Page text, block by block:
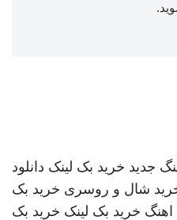
.
جدید خرید بک لینک دانلود
شال و روسری خرید بک
اهنگ خرید بک لینک خرید بک